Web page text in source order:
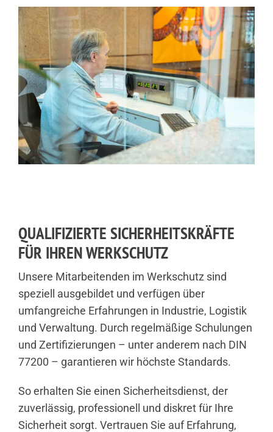
QUALIFIZIERTE SICHERHEITSKRÄFTE
FÜR IHREN WERKSCHUTZ
Unsere Mitarbeitenden im Werkschutz sind
speziell ausgebildet und verfügen über
umfangreiche Erfahrungen in Industrie, Logistik
und Verwaltung. Durch regelmäßige Schulungen
und Zertifizierungen – unter anderem nach DIN
77200 – garantieren wir höchste Standards.
So erhalten Sie einen Sicherheitsdienst, der
zuverlässig, professionell und diskret für Ihre
Sicherheit sorgt. Vertrauen Sie auf Erfahrung,